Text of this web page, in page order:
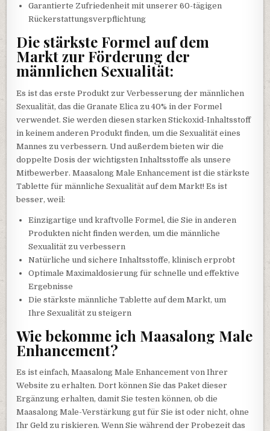
Garantierte Zufriedenheit mit unserer 60-tägigen
Rückerstattungsverpflichtung
Die stärkste Formel auf dem
Markt zur Förderung der
männlichen Sexualität:
Es ist das erste Produkt zur Verbesserung der männlichen
Sexualität, das die Granate Elica zu 40% in der Formel
verwendet. Sie werden diesen starken Stickoxid-Inhaltsstoff
in keinem anderen Produkt finden, um die Sexualität eines
Mannes zu verbessern. Und außerdem bieten wir die
doppelte Dosis der wichtigsten Inhaltsstoffe als unsere
Mitbewerber. Maasalong Male Enhancement ist die stärkste
Tablette für männliche Sexualität auf dem Markt! Es ist
besser, weil:
Einzigartige und kraftvolle Formel, die Sie in anderen
Produkten nicht finden werden, um die männliche
Sexualität zu verbessern
Natürliche und sichere Inhaltsstoffe, klinisch erprobt
Optimale Maximaldosierung für schnelle und effektive
Ergebnisse
Die stärkste männliche Tablette auf dem Markt, um
Ihre Sexualität zu steigern
Wie bekomme ich Maasalong Male
Enhancement?
Es ist einfach, Maasalong Male Enhancement von Ihrer
Website zu erhalten. Dort können Sie das Paket dieser
Ergänzung erhalten, damit Sie testen können, ob die
Maasalong Male-Verstärkung gut für Sie ist oder nicht, ohne
Ihr Geld zu riskieren. Wenn Sie während der Probezeit das